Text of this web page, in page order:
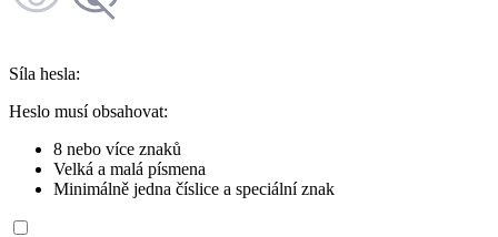
Síla hesla:
Heslo musí obsahovat:
8 nebo více znaků
Velká a malá písmena
Minimálně jedna číslice a speciální znak